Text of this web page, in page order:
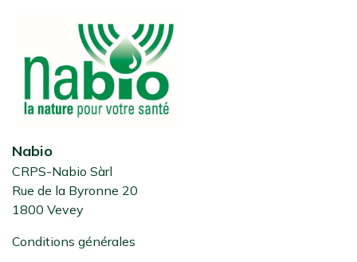
Nabio
CRPS-Nabio Sàrl
Rue de la Byronne 20
1800 Vevey
Conditions générales